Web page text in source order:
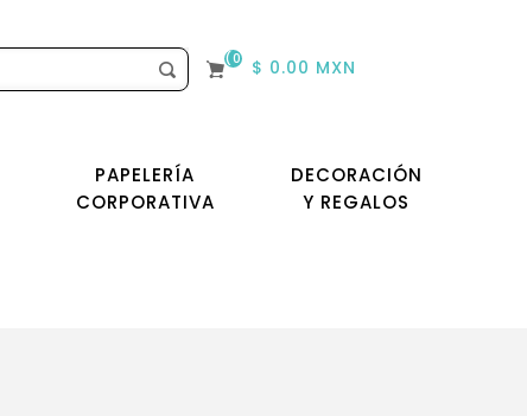
(0) $ 0.00 MXN
PAPELERÍA
CORPORATIVA
DECORACIÓN
Y REGALOS